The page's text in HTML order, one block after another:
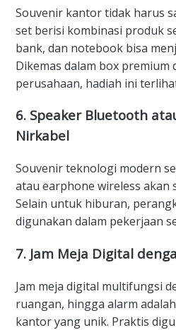
Souvenir kantor tidak harus
set berisi kombinasi produk
bank, dan notebook bisa
Dikemas dalam box premium
perusahaan, hadiah ini
6. Speaker Bluetooth
Nirkabel
Souvenir teknologi modern
atau earphone wireless akan
Selain untuk hiburan,
digunakan dalam pekerjaan
7. Jam Meja Digital
Jam meja digital multifungsi
ruangan, hingga alarm
kantor yang unik. Praktis